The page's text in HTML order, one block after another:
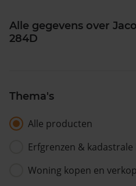
Alle gegevens over
284D
Thema's
Alle producten
Erfgrenzen &
Woning kopen en